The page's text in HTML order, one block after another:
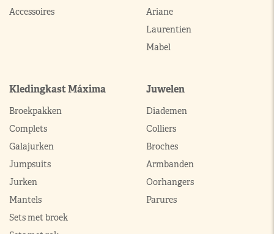
Accessoires
Ariane
Laurentien
Mabel
Kledingkast Máxima
Broekpakken
Complets
Galajurken
Jumpsuits
Jurken
Mantels
Sets met broek
Juwelen
Diademen
Colliers
Broches
Armbanden
Oorhangers
Parures